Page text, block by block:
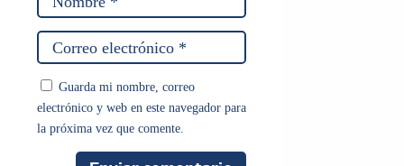
Guarda mi nombre, correo
electrónico y web en este navegador para
la próxima vez que comente.